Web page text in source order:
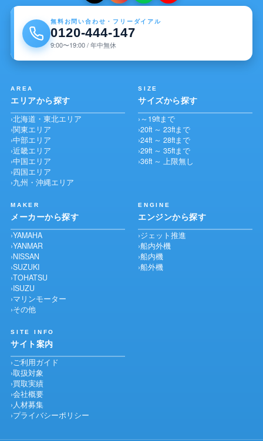
無料お問い合わせ・フリーダイアル
0120-444-147
9:00〜19:00 / 年中無休
AREA
エリアから探す
北海道・東北エリア
関東エリア
中部エリア
近畿エリア
中国エリア
四国エリア
九州・沖縄エリア
SIZE
サイズから探す
～19ftまで
20ft ～ 23ftまで
24ft ～ 28ftまで
29ft ～ 35ftまで
36ft ～ 上限無し
MAKER
メーカーから探す
YAMAHA
YANMAR
NISSAN
SUZUKI
TOHATSU
ISUZU
マリンモーター
その他
ENGINE
エンジンから探す
ジェット推進
船内外機
船内機
船外機
SITE INFO
サイト案内
ご利用ガイド
取扱対象
買取実績
会社概要
人材募集
プライバシーポリシー